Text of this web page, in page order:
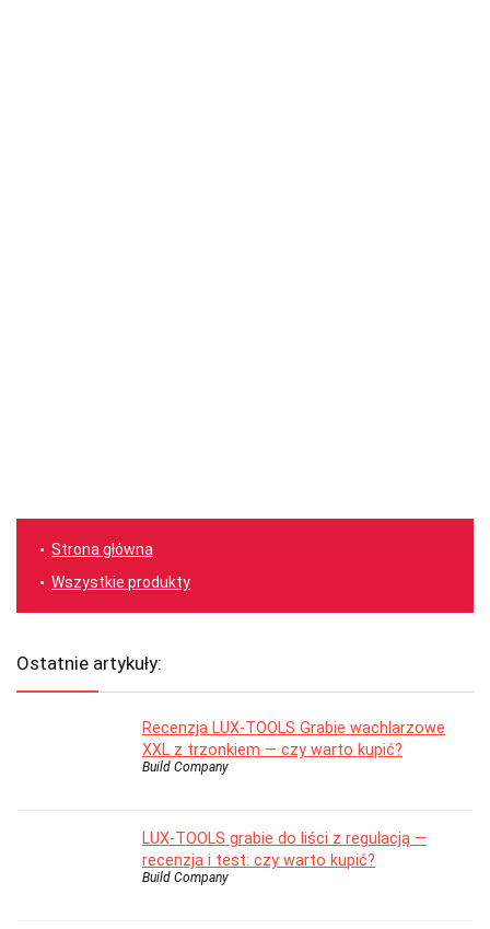
Strona główna
Wszystkie produkty
Ostatnie artykuły:
Recenzja LUX-TOOLS Grabie wachlarzowe
XXL z trzonkiem — czy warto kupić?
Build Company
LUX-TOOLS grabie do liści z regulacją —
recenzja i test: czy warto kupić?
Build Company